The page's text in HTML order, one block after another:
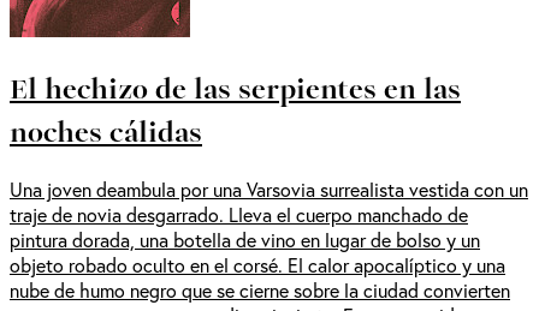
El hechizo de las serpientes en las
noches cálidas
Una joven deambula por una Varsovia surrealista vestida con un
traje de novia desgarrado. Lleva el cuerpo manchado de
pintura dorada, una botella de vino en lugar de bolso y un
objeto robado oculto en el corsé. El calor apocalíptico y una
nube de humo negro que se cierne sobre la ciudad convierten